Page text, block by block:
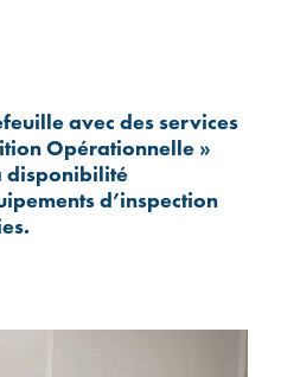
avec des services
Opérationnelle »
disponibilité
d’inspection